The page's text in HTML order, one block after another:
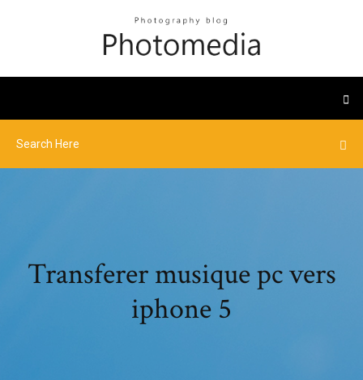
Transferer musique pc vers
iphone 5